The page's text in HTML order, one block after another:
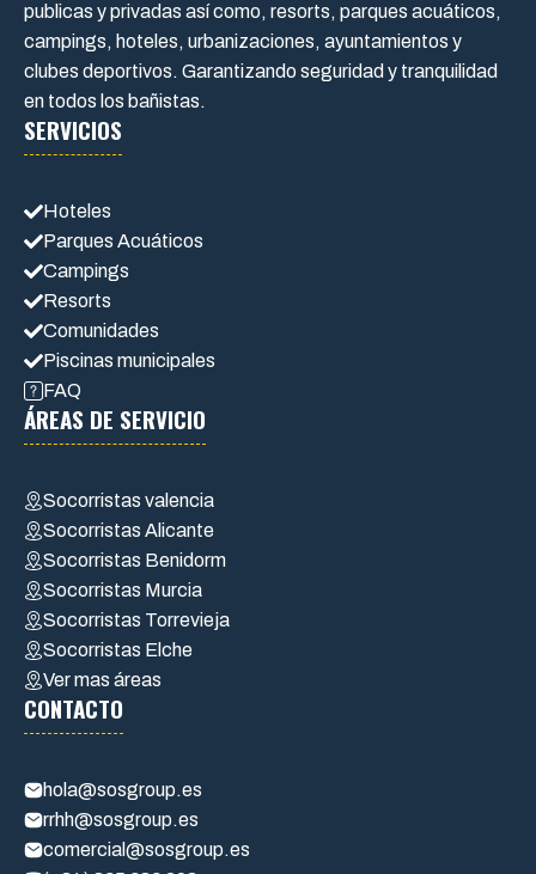
publicas y privadas así como, resorts, parques acuáticos,
campings, hoteles, urbanizaciones, ayuntamientos y
clubes deportivos. Garantizando seguridad y tranquilidad
en todos los bañistas.
SERVICIOS
Hoteles
Parques Acuáticos
Campings
Resorts
Comunidades
Piscinas municipales
FAQ
ÁREAS DE SERVICIO
Socorristas valencia
Socorristas Alicante
Socorristas Benidorm
Socorristas Murcia
Socorristas Torrevieja
Socorristas Elche
Ver mas áreas
CONTACTO
hola@sosgroup.es
rrhh@sosgroup.es
comercial@sosgroup.es